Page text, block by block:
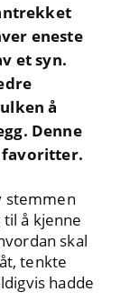
eneste
et syn.
å
Denne
favoritter.
stemmen
å kjenne
skal
tenkte
hadde